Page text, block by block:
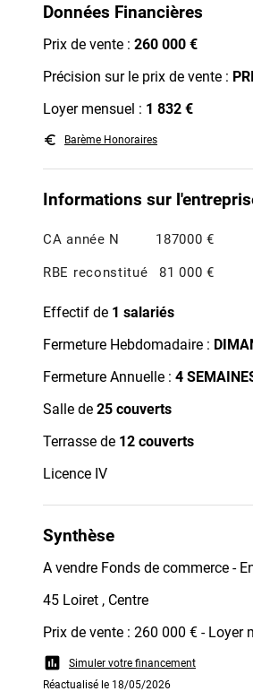
Données Financières
Prix de vente : 260 000 €
Précision sur le prix de vente :
Loyer mensuel : 1 832 €
euro_symbol Barème Honoraires
Informations sur
CA année N 187000 €
RBE reconstitué 81 000 €
Effectif de 1 salariés
Fermeture Hebdomadaire :
Fermeture Annuelle : 4
Salle de 25 couverts
Terrasse de 12 couverts
Licence IV
Synthèse
A vendre Fonds de commerce -
45 Loiret , Centre
Prix de vente : 260 000 € - Loyer
assessment
Simuler votre financement
Réactualisé le 18/05/2026